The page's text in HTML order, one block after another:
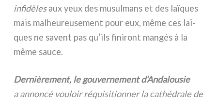
infi­dè­lesaux yeux des musul­mans et des laï­ques
mais malheu­reu­se­ment pour eux, même ces laï­
ques ne savent pas qu’ils fini­ront man­gés à la
même sau­ce.
Dernièrement, le gou­ver­ne­ment d’Andalousie
a annon­cé vou­loir réqui­si­tion­ner la cathé­dra­le de